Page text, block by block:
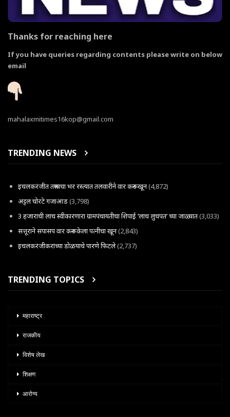
Thanks for reaching here
If you have queries regarding contents please write on below
email
mahalaxmitimes16kop@gmail.com
TRENDING NEWS
इचलकरंजीत तरूणाचा भर रस्त्यात तलवारीने वार करून खून(4,872)
अट्टल चोरटे गजाआड(3,798)
3 हजाराची लाच स्वीकारणारा ग्रामपंचायतीचा शिपाई ‘लाच लुचपत’ च्या जाळ्यात(3,033)
सत्तूराने सपासप वार करून केला पत्नीचा खून(2,843)
इचलकरंजीकरांच्या डोळयाचे पारणे फिटले(2,737)
TRENDING TOPICS
महाराष्ट्र
राजकीय
विशेष लेख
शिक्षण
आरोग्य